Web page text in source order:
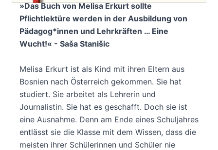
»Das Buch von Melisa Erkurt sollte
Pflichtlektüre werden in der Ausbildung von
Pädagog*innen und Lehrkräften … Eine
Wucht!« - Saša Stanišic
Melisa Erkurt ist als Kind mit ihren Eltern aus
Bosnien nach Österreich gekommen. Sie hat
studiert. Sie arbeitet als Lehrerin und
Journalistin. Sie hat es geschafft. Doch sie ist
eine Ausnahme. Denn am Ende eines Schuljahres
entlässt sie die Klasse mit dem Wissen, dass die
meisten ihrer Schülerinnen und Schüler nie